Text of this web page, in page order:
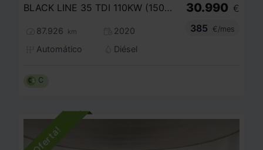
BLACK LINE 35 TDI 110KW (150CV) S TRONIC
87.926 km
2020
Automático
Diésel
30.990 €
385
€/mes
C